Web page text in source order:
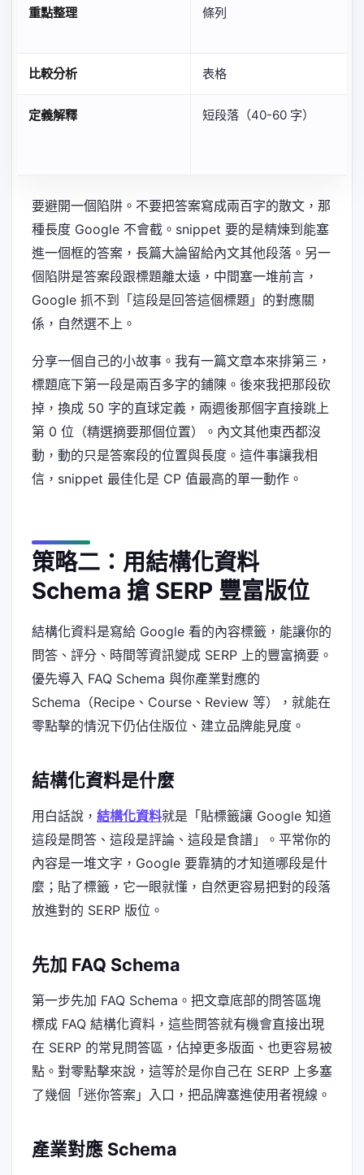
重點整理 條列
比較分析 表格
定義解釋 短段落（40-60 字）
要避開一個陷阱。不要把答案寫成兩百字的散文，那
種長度 Google 不會截。snippet 要的是精煉到能塞
進一個框的答案，長篇大論留給內文其他段落。另一
個陷阱是答案段跟標題離太遠，中間塞一堆前言，
Google 抓不到「這段是回答這個標題」的對應關
係，自然選不上。
分享一個自己的小故事。我有一篇文章本來排第三，
標題底下第一段是兩百多字的鋪陳。後來我把那段砍
掉，換成 50 字的直球定義，兩週後那個字直接跳上
第 0 位（精選摘要那個位置）。內文其他東西都沒
動，動的只是答案段的位置與長度。這件事讓我相
信，snippet 最佳化是 CP 值最高的單一動作。
策略二：用結構化資料
Schema 搶 SERP 豐富版位
結構化資料是寫給 Google 看的內容標籤，能讓你的
問答、評分、時間等資訊變成 SERP 上的豐富摘要。
優先導入 FAQ Schema 與你產業對應的
Schema（Recipe、Course、Review 等），就能在
零點擊的情況下仍佔住版位、建立品牌能見度。
結構化資料是什麼
用白話說， 結構化資料就是「貼標籤讓 Google 知道
這段是問答、這段是評論、這段是食譜」。平常你的
內容是一堆文字，Google 要靠猜的才知道哪段是什
麼；貼了標籤，它一眼就懂，自然更容易把對的段落
放進對的 SERP 版位。
先加 FAQ Schema
第一步先加 FAQ Schema。把文章底部的問答區塊
標成 FAQ 結構化資料，這些問答就有機會直接出現
在 SERP 的常見問答區，佔掉更多版面、也更容易被
點。對零點擊來說，這等於是你自己在 SERP 上多塞
了幾個「迷你答案」入口，把品牌塞進使用者視線。
產業對應 Schema